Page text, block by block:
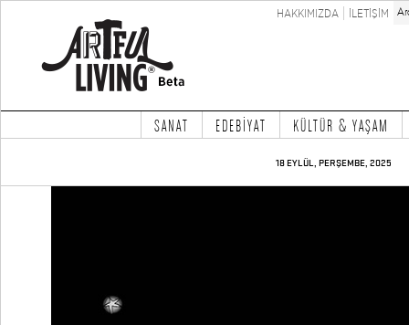
HAKKIMIZDA İLETİŞİM
SANAT EDEBİYAT KÜLTÜR & YAŞAM
18 EYLÜL, PERŞEMBE, 2025